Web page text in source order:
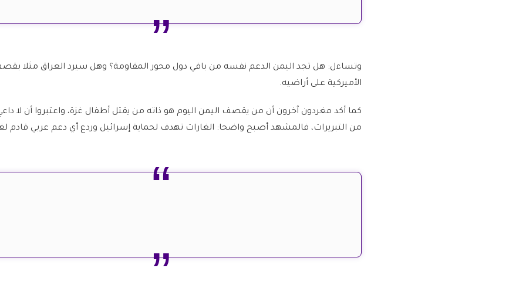
وتساءل: هل تجد اليمن الدعم نفسه من باقي دول محور المقاومة؟ وهل سيرد العراق مثلا
الأميركية على أراضيه.
كما أكد مغردون آخرون أن من يقصف اليمن اليوم هو ذاته من يقتل أطفال غزة، واعتبروا أن لا
من التبريرات، فالمشهد أصبح واضحا: الغارات تهدف لحماية إسرائيل وردع أي دعم عربي قادم